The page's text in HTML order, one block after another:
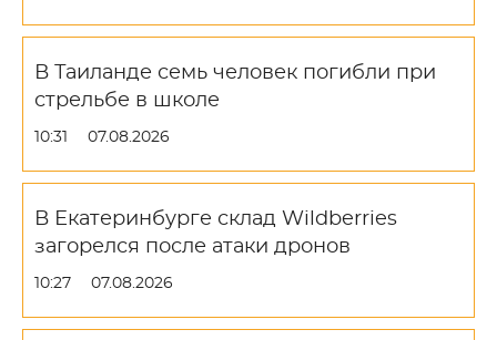
В Таиланде семь человек погибли при
стрельбе в школе
10:31 07.08.2026
В Екатеринбурге склад Wildberries
загорелся после атаки дронов
10:27 07.08.2026